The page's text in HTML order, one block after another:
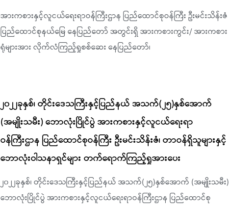
အားကစားနှင့်လူငယ်ရေးရာဝန်ကြီးဌာန ပြည်ထောင်စုဝန်ကြီး ဦးမင်းသိန်းဇံ
ပြည်ထောင်စုနယ်မြေ နေပြည်တော် အတွင်းရှိ အားကစားကွင်း/ အားကစား
ရုံများအား လိုက်လံကြည့်ရှုစစ်ဆေး နေပြည်တော်၊
၂၀၂၂ခုနှစ်၊ တိုင်းဒေသကြီးနှင့်ပြည်နယ် အသက်(၂၅)နှစ်အောက်
(အမျိုးသမီး) ဘောလုံးပြိုင်ပွဲ အားကစားနှင့်လူငယ်ရေးရာ
ဝန်ကြီးဌာန ပြည်ထောင်စုဝန်ကြီး ဦးမင်းသိန်းဇံ၊ တာဝန်ရှိသူများနှင့်
ဘောလုံးဝါသနာရှင်များ တက်ရောက်ကြည့်ရှုအားပေး
၂၀၂၂ခုနှစ်၊ တိုင်းဒေသကြီးနှင့်ပြည်နယ် အသက်(၂၅)နှစ်အောက် (အမျိုးသမီး)
ဘောလုံးပြိုင်ပွဲ အားကစားနှင့်လူငယ်ရေးရာဝန်ကြီးဌာန ပြည်ထောင်စု